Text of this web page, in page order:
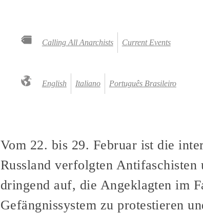
Calling All Anarchists Current Events
English Italiano Português Brasileiro
Vom 22. bis 29. Februar ist die
Russland verfolgten
dringend auf, die Angeklagten im
Gefängnissystem zu protestieren